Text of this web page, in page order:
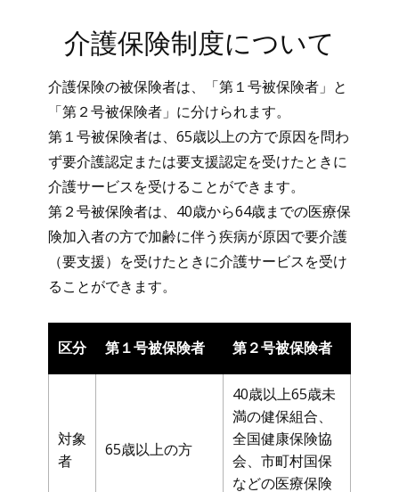
介護保険制度について
介護保険の被保険者は、「第１号被保険者」と
「第２号被保険者」に分けられます。
第１号被保険者は、65歳以上の方で原因を問わ
ず要介護認定または要支援認定を受けたときに
介護サービスを受けることができます。
第２号被保険者は、40歳から64歳までの医療保
険加入者の方で加齢に伴う疾病が原因で要介護
（要支援）を受けたときに介護サービスを受け
ることができます。
区分 第１号被保険者 第２号被保険者
対象
者
65歳以上の方
40歳以上65歳未
満の健保組合、
全国健康保険協
会、市町村国保
などの医療保険